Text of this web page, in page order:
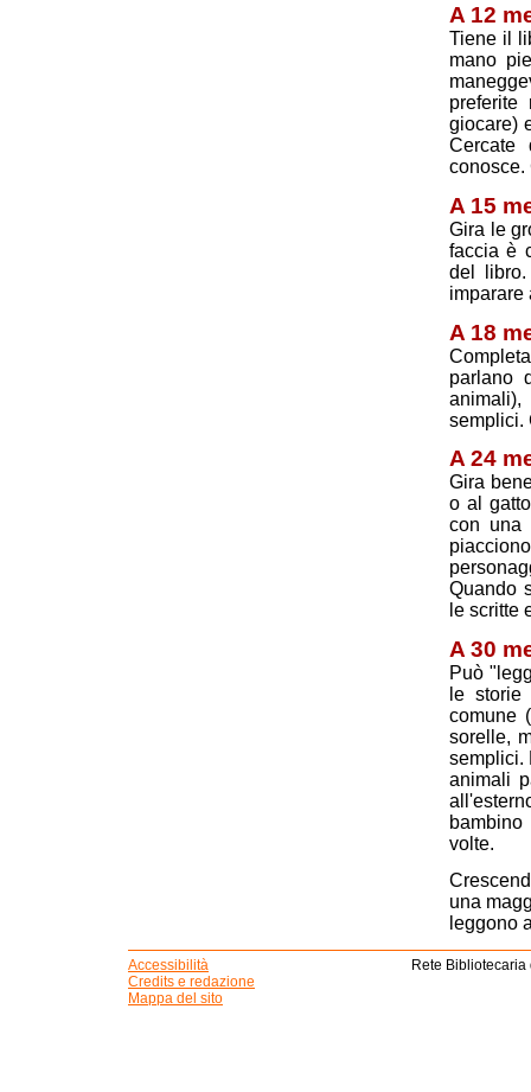
A 12
Tiene il
mano
preferite
giocare)
Cercate
conosce.
A 15
Gira le
faccia è
del
imparare
A 18
parlano
semplici.
A 24
Gira
o al
con una
Quando
le scritte
A 30
Può
le
comune
sorelle,
semplici.
animali
volte.
una
leggono
Accessibilità
Credits e redazione
Mappa del sito
Rete